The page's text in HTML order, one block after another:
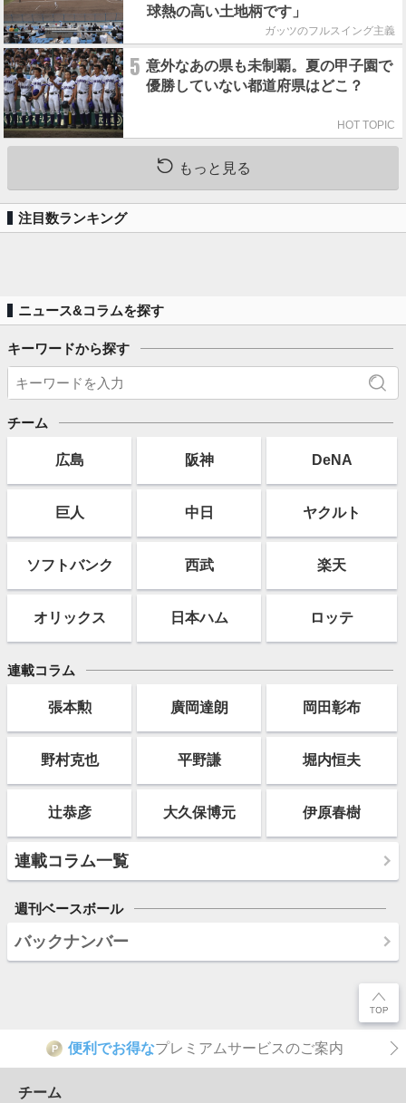
球熱の高い土地柄です」
ガッツのフルスイング主義
5 意外なあの県も未制覇。夏の甲子園で
優勝していない都道府県はどこ？
HOT TOPIC
もっと見る
注目数ランキング
ニュース&コラムを探す
キーワードから探す
チーム
広島 阪神 DeNA
巨人 中日 ヤクルト
ソフトバンク 西武 楽天
オリックス 日本ハム ロッテ
連載コラム
張本勲 廣岡達朗 岡田彰布
野村克也 平野謙 堀内恒夫
辻恭彦 大久保博元 伊原春樹
連載コラム一覧
週刊ベースボール
バックナンバー
P 便利でお得なプレミアムサービスのご案内
チーム